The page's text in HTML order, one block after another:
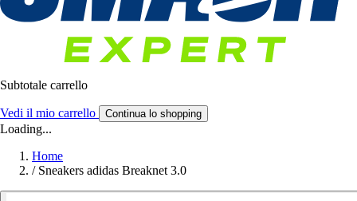
Subtotale carrello
Vedi il mio carrello Continua lo shopping
Loading...
Home
/ Sneakers adidas Breaknet 3.0